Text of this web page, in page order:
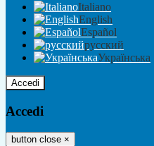
Italiano
English
Español
русский
Українська
Accedi
Accedi
button close ×